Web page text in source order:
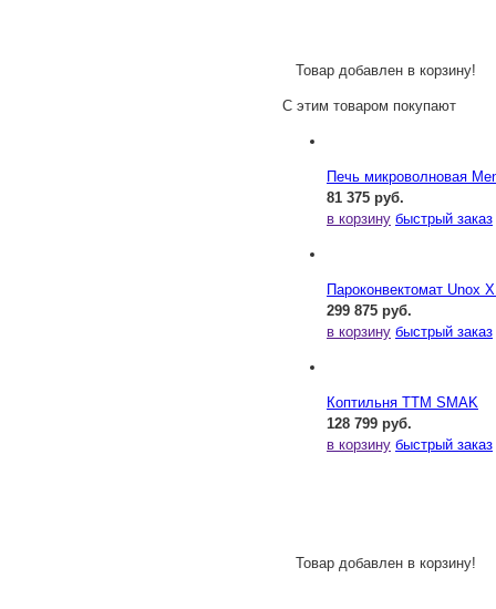
Товар добавлен в корзину!
С этим товаром покупают
Печь микроволновая
81 375 руб.
в корзину быстрый заказ
Пароконвектомат Unox
299 875 руб.
в корзину быстрый заказ
Коптильня ТТМ SMAK
128 799 руб.
в корзину быстрый заказ
Товар добавлен в корзину!